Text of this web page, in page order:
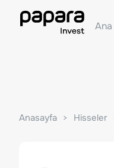
Anasayfa Hisseler